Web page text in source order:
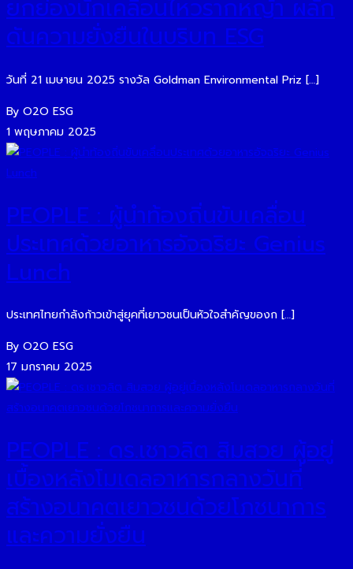
ยกย่องนักเคลื่อนไหวรากหญ้า ผลัก
ดันความยั่งยืนในบริบท ESG
วันที่ 21 เมษายน 2025 รางวัล Goldman Environmental Priz […]
By O2O ESG
1 พฤษภาคม 2025
PEOPLE : ผู้นำท้องถิ่นขับเคลื่อน
ประเทศด้วยอาหารอัจฉริยะ Genius
Lunch
ประเทศไทยกำลังก้าวเข้าสู่ยุคที่เยาวชนเป็นหัวใจสำคัญของก […]
By O2O ESG
17 มกราคม 2025
PEOPLE : ดร.เชาวลิต สิมสวย ผู้อยู่
เบื้องหลังโมเดลอาหารกลางวันที่
สร้างอนาคตเยาวชนด้วยโภชนาการ
และความยั่งยืน